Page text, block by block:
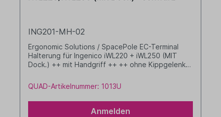
ING201-MH-02
Ergonomic Solutions / SpacePole EC-Terminal
Halterung für Ingenico iWL220 + iWL250 (MIT
Dock.) ++ mit Handgriff ++ ++ ohne Kippgelenk
QUAD-Artikelnummer: 1013U
Anmelden